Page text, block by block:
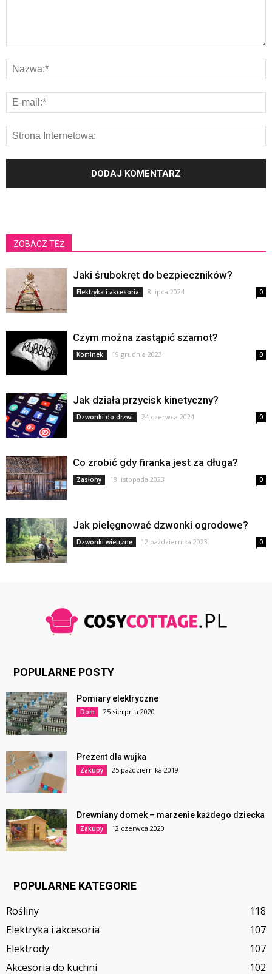
ZOBACZ TEŻ
Jaki śrubokręt do bezpieczników?
Elektryka i akcesoria 8 lipca 2024 0
Czym można zastąpić szamot?
Kominek 19 grudnia 2023 0
Jak działa przycisk kinetyczny?
Dzwonki do drzwi 24 czerwca 2024 0
Co zrobić gdy firanka jest za długa?
Zasłony 18 listopada 2023 0
Jak pielęgnować dzwonki ogrodowe?
Dzwonki wietrzne 12 października 2023 0
POPULARNE POSTY
Pomiary elektryczne
Dom 25 sierpnia 2020
Prezent dla wujka
Zakupy 25 października 2019
Drewniany domek – marzenie każdego dziecka
Zakupy 12 czerwca 2020
POPULARNE KATEGORIE
Rośliny
118
Elektryka i akcesoria
107
Elektrody
107
Akcesoria do kuchni
102